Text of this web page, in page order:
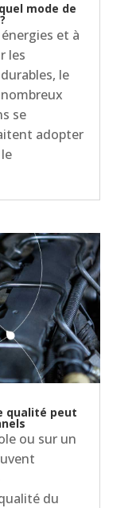
mode de
et à
les
le
se
adopter
qualité peut
ou sur un
du